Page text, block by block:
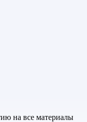
на все материалы